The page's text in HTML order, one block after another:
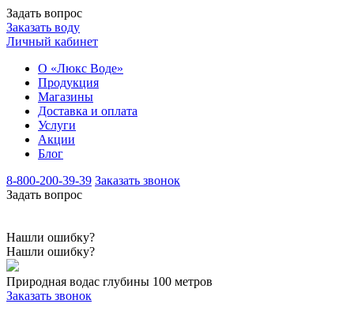
Задать вопрос
Заказать воду
Личный кабинет
О «Люкс Воде»
Продукция
Магазины
Доставка и оплата
Услуги
Акции
Блог
8-800-200-39-39 Заказать звонок
Задать вопрос
Нашли ошибку?
Нашли ошибку?
Природная водас глубины 100 метров
Заказать звонок